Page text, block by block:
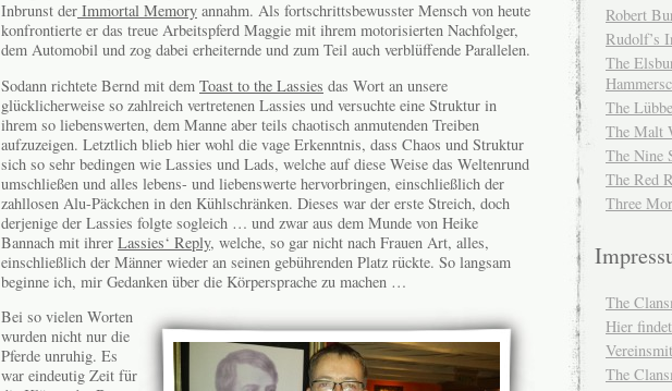
Inbrunst der Immortal Memory annahm. Als fortschrittsbewusster Mensch von heute
konfrontierte er das treue Arbeitspferd Maggie mit ihrem motorisierten Nachfolger,
dem Automobil und zog dabei erheiternde und zum Teil auch verblüffende Parallelen.
Sodann richtete Bernd mit dem Toast to the Lassies das Wort an unsere
glücklicherweise so zahlreich vertretenen Lassies und versuchte eine Struktur in
ihrem so liebenswerten, dem Manne aber teils chaotisch anmutenden Treiben
aufzuzeigen. Letztlich blieb hier wohl die vage Erkenntnis, dass Chaos und Struktur
sich so sehr bedingen wie Lassies und Lads, welche auf diese Weise das Weltenrund
umschließen und alles lebens- und liebenswerte hervorbringen, einschließlich der
zahllosen Alu-Päckchen in den Kühlschränken. Dieses war der erste Streich, doch
derjenige der Lassies folgte sogleich … und zwar aus dem Munde von Heike
Bannach mit ihrer Lassies‘ Reply, welche, so gar nicht nach Frauen Art, alles,
einschließlich der Männer wieder an seinen gebührenden Platz rückte. So langsam
beginne ich, mir Gedanken über die Körpersprache zu machen …
Bei so vielen Worten
wurden nicht nur die
Pferde unruhig. Es
war eindeutig Zeit für
Robert
Rudolf’s
The
The
The Malt
The Nine
The Red
Three
The
Hier
The